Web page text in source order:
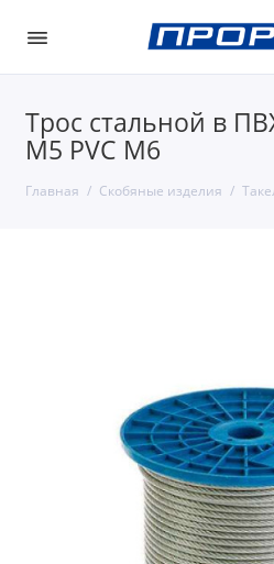
Трос стальной в
М5 PVC М6
Главная Скобяные изделия